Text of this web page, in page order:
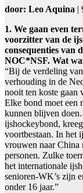
door: Leo Aquina |
1. We gaan even
voorzitter van de
consequenties van
NOC*NSF. Wat
“Bij de verdeling
verhouding in de
nooit ten koste gaan
Elke bond moet een
kunnen blijven
ijshockeybond,
voortbestaan. In het
vrouwen naar China
personen. Zulke
het internationale
senioren-WK’s zijn
onder 16 jaar.”